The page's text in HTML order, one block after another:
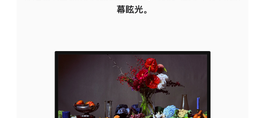
幕眩光。